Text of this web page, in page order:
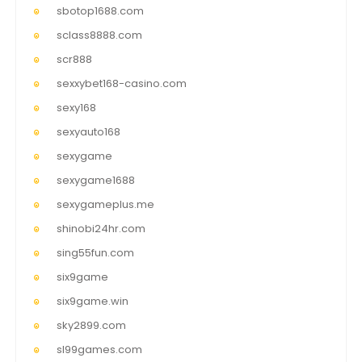
sbotop1688.com
sclass8888.com
scr888
sexxybet168-casino.com
sexy168
sexyauto168
sexygame
sexygame1688
sexygameplus.me
shinobi24hr.com
sing55fun.com
six9game
six9game.win
sky2899.com
sl99games.com